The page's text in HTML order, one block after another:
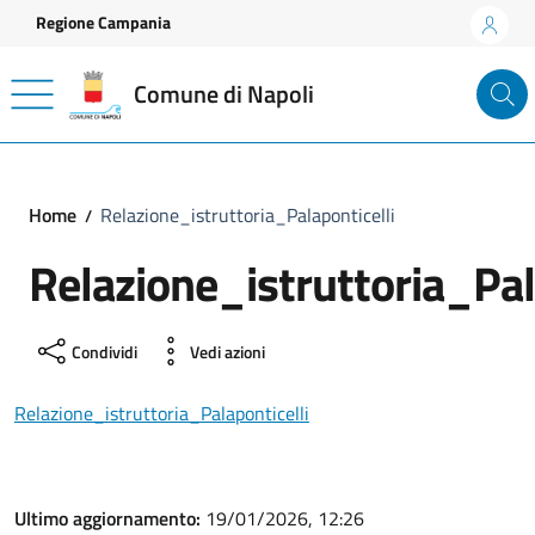
Vai ai contenuti
Vai al footer
Regione Campania
Comune di Napoli
Home Relazione_istruttoria_Palaponticelli
Condividi Vedi azioni
Relazione_istruttoria_Palaponticelli
Ultimo aggiornamento: 19/01/2026, 12:26